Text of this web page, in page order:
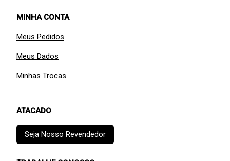
MINHA CONTA
Meus Pedidos
Meus Dados
Minhas Trocas
ATACADO
Seja Nosso Revendedor